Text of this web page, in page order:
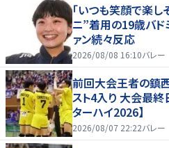
「いつも笑顔で楽
ニ”着用の19歳バド
ァン続々反応
2026/08/08 16:10バレー
前回大会王者の鎮
スト4入り 大会最終
ターハイ2026】
2026/08/07 22:22バレー